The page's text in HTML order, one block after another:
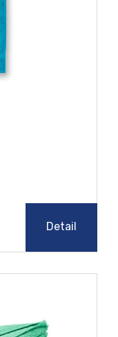
Detail